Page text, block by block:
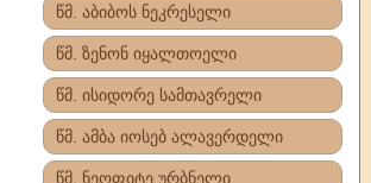
წმ. აბიბოს ნეკრესელი
წმ. ზენონ იყალთოელი
წმ. ისიდორე სამთავრელი
წმ. ამბა იოსებ ალავერდელი
წმ. ნეოფიტე ურბნელი